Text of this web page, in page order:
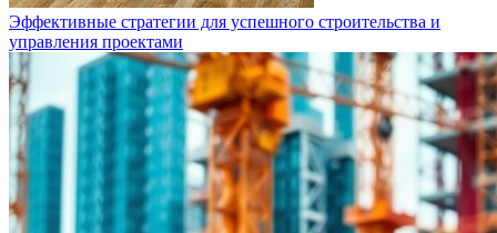
Эффективные стратегии для успешного строительства и
управления проектами